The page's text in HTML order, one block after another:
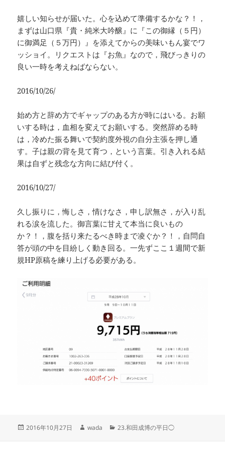
嬉しい知らせが届いた。心を込めて準備するかな？！，
まずは山口県『貴・純米大吟醸』に『この御縁（５円）
に御満足（５万円）』を添えてからの美味いもん宴でワ
ッショイ。リクエストは『お魚』なので，飛びっきりの
良い一時を考えねばならない。
2016/10/26/
始め方と辞め方でギャップのある方が時にはいる。お願
いする時は，血相を変えてお願いする。突然辞める時
は，冷めた振る舞いで契約度外視の自分主張を押し通
す。子は親の背を見て育つ，という言葉。引き入れる結
果は自ずと残念な方向に結び付く。
2016/10/27/
久し振りに，悔しさ，情けなさ，申し訳無さ，が入り乱
れる涙を流した。御言葉に甘えて本当に良いもの
か？！，腹を括り来たるべき時まで凌ぐか？！，自問自
答が頭の中を目紛しく動き回る。一先ずここ１週間で新
規HP原稿を練り上げる必要がある。
投
2016年10月27日
作
wada
カ
23.和田成博の平日◯